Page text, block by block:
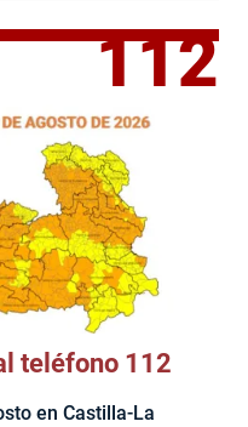
112
teléfono 112
en Castilla-La